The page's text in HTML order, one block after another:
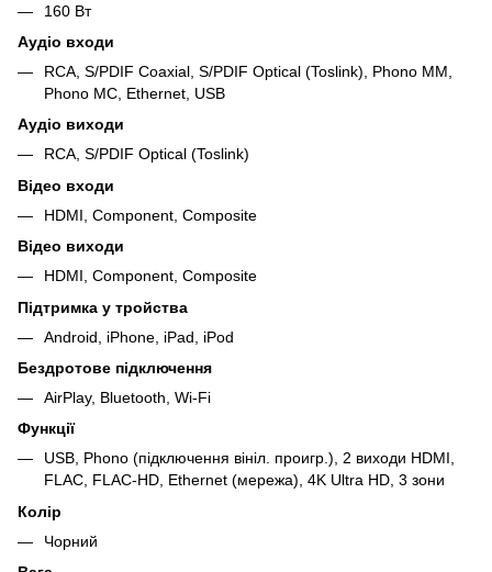
160 Вт
Аудіо входи
RCA, S/PDIF Coaxial, S/PDIF Optical (Toslink), Phono MM,
Phono MC, Ethernet, USB
Аудіо виходи
RCA, S/PDIF Optical (Toslink)
Відео входи
HDMI, Component, Composite
Відео виходи
HDMI, Component, Composite
Підтримка у тройства
Android, iPhone, iPad, iPod
Бездротове підключення
AirPlay, Bluetooth, Wi-Fi
Функції
USB, Phono (підключення вініл. проигр.), 2 виходи HDMI,
FLAC, FLAC-HD, Ethernet (мережа), 4K Ultra HD, 3 зони
Колір
Чорний